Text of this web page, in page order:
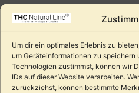
Um dir ein optimales Erlebnis zu
um Geräteinformationen zu
Technologien zustimmst, können wir
IDs auf dieser Website verarbeiten.
zurückziehst, können bestimmte